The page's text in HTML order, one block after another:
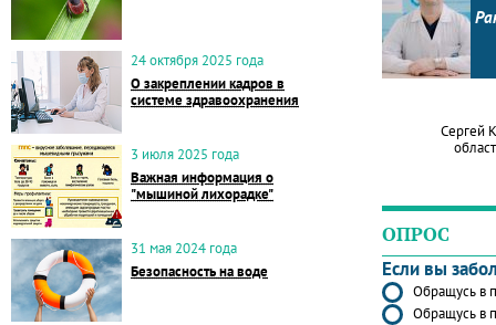
24 октября 2025 года
О закреплении кадров в
системе здравоохранения
3 июля 2025 года
Важная информация о
"мышиной лихорадке"
31 мая 2024 года
Безопасность на воде
Сергей
ОПРОС
Если вы
Обращусь в
Обращусь в